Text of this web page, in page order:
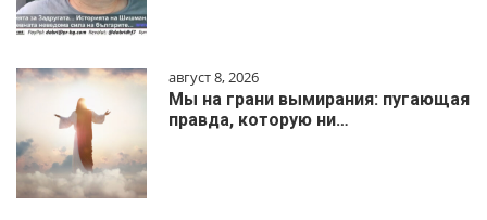
август 8, 2026
Мы на грани вымирания: пугающая
правда, которую ни…